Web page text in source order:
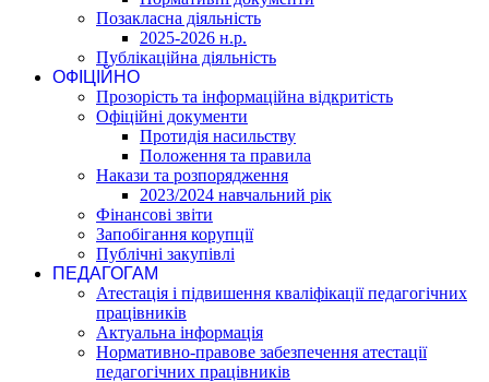
Позакласна діяльність
2025-2026 н.р.
Публікаційна діяльність
ОФІЦІЙНО
Прозорість та інформаційна відкритість
Офіційні документи
Протидія насильству
Положення та правила
Накази та розпорядження
2023/2024 навчальний рік
Фінансові звіти
Запобігання корупції
Публічні закупівлі
ПЕДАГОГАМ
Атестація і підвишення кваліфікації педагогічних
працівників
Актуальна інформація
Нормативно-правове забезпечення атестації
педагогічних працівників